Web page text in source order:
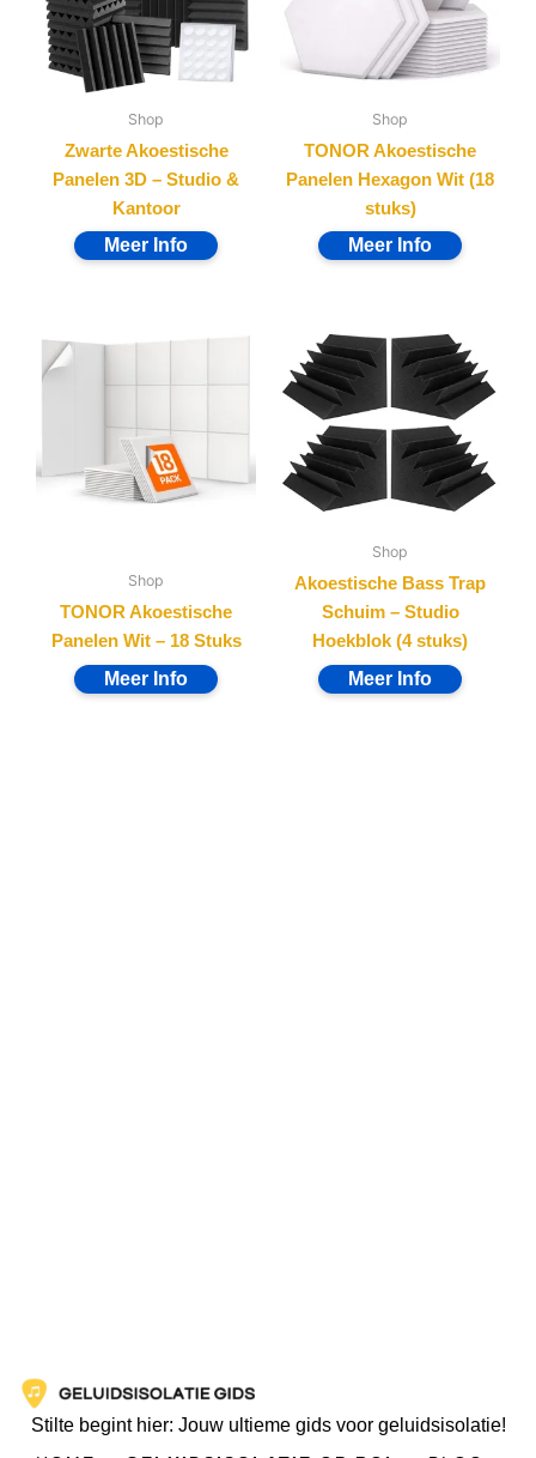
Shop
Zwarte Akoestische
Panelen 3D – Studio &
Kantoor
Shop
TONOR Akoestische
Panelen Hexagon Wit (18
stuks)
Shop
TONOR Akoestische
Panelen Wit – 18 Stuks
Shop
Akoestische Bass Trap
Schuim – Studio
Hoekblok (4 stuks)
Stilte begint hier: Jouw ultieme gids voor geluidsisolatie!